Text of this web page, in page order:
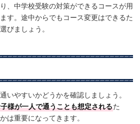
、中学校受験の対策ができるコースが用
す。途中からでもコース変更はできるた
びましょう。
いやすいかどうかを確認しましょう。
様が一人で通うことも想定されるた
は重要になってきます。